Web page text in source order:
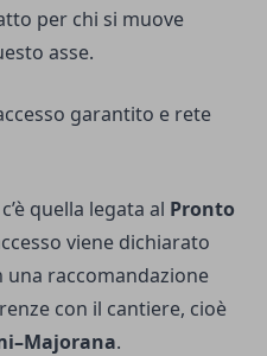
per chi si muove
asse.
garantito e rete
quella legata al Pronto
viene dichiarato
raccomandazione
con il cantiere, cioè
.